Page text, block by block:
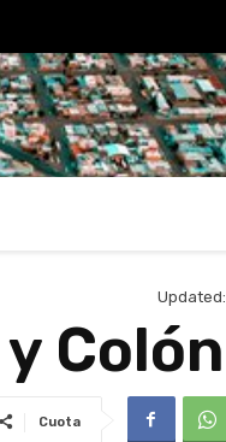
Updated:
Colón
Cuota